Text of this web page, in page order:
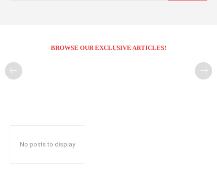
BROWSE OUR EXCLUSIVE ARTICLES!
No posts to display